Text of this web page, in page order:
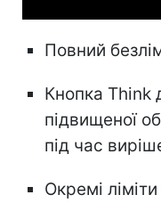
Повний
Кнопка Think
підвищеної
під час
Окремі